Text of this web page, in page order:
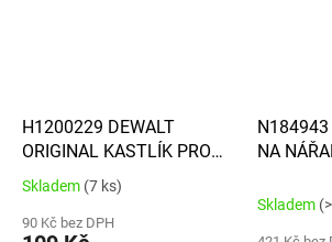
H1200229 DEWALT
ORIGINAL KASTLÍK PRO
ORGANIZÉRY
THOUGHSYSTEM 2
Průměrné
produktu
Skladem (7 ks)
90 Kč bez DPH
N184943
NA
Skladem